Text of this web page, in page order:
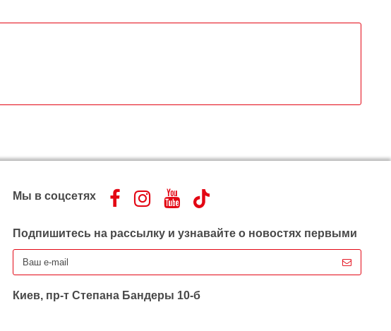
Мы в соцсетях
Подпишитесь на рассылку и узнавайте о новостях первыми
Киев, пр-т Степана Бандеры 10-б